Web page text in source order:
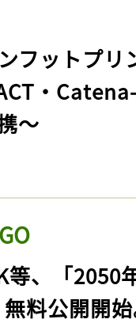
フットプリ
・
〜
等、「2050
料公開開